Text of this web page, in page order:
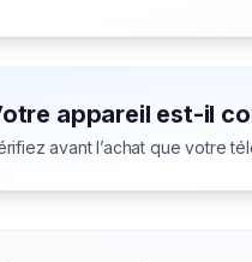
appareil est-il
avant l’achat que votre